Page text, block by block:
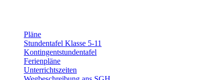
Pläne
Stundentafel Klasse 5-11
Kontingentstundentafel
Ferienpläne
Unterrichtszeiten